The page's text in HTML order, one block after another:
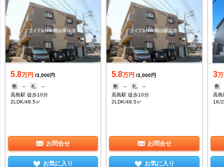
5.8万円 /3,000円
敷
-- 礼
--
高島駅 徒歩10分
2LDK/48.5㎡
お問合せ
お気に入り
5.8万円 /3,000円
敷
-- 礼
--
高島駅 徒歩10分
2LDK/48.5㎡
お問合せ
お気に入り
3
敷
高
1K/